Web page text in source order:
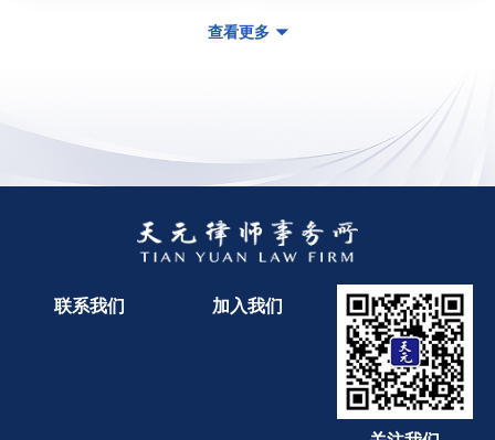
查看更多
联系我们 加入我们